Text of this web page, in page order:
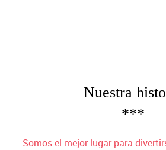
Nuestra
***
Somos el mejor lugar para